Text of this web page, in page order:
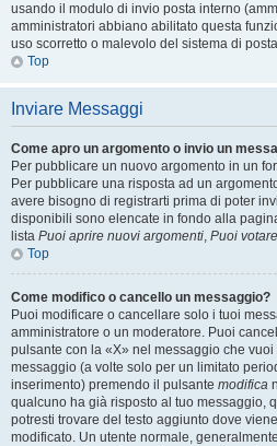
usando il modulo di invio posta interno
amministratori abbiano abilitato questa
uso scorretto o malevolo del sistema di
Top
Inviare Messaggi
Come apro un argomento o invio un
Per pubblicare un nuovo argomento in un
Per pubblicare una risposta ad un
avere bisogno di registrarti prima di poter
disponibili sono elencate in fondo alla
lista Puoi aprire nuovi argomenti, Puoi
Top
Come modifico o cancello un messaggio?
Puoi modificare o cancellare solo i tuoi
amministratore o un moderatore. Puoi
pulsante con la «X» nel messaggio che
messaggio (a volte solo per un limitato
inserimento) premendo il pulsante modifica
qualcuno ha già risposto al tuo messaggio,
potresti trovare del testo aggiunto dove
modificato. Un utente normale,